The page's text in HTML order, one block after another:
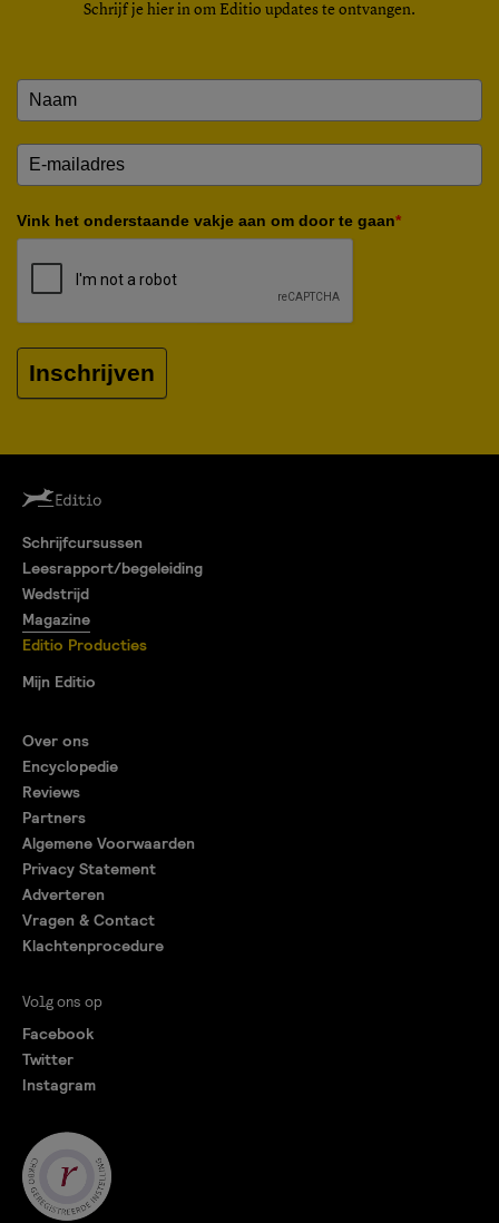
Schrijf je hier in om Editio updates te ontvangen.
Vink het onderstaande vakje aan om door te gaan*
Inschrijven
Schrijfcursussen
Leesrapport/begeleiding
Wedstrijd
Magazine
Editio Producties
Mijn Editio
Over ons
Encyclopedie
Reviews
Partners
Algemene Voorwaarden
Privacy Statement
Adverteren
Vragen & Contact
Klachtenprocedure
Volg ons op
Facebook
Twitter
Instagram